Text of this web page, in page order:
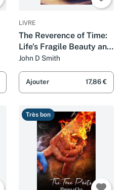
LIVRE
The Reverence of Time:
Life's Fragile Beauty and
Eternity's Poetic Love
John D Smith
Ajouter 17,86 €
Très bon